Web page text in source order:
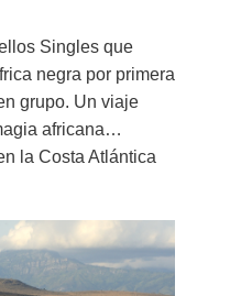
Singles que
negra por primera
grupo. Un viaje
africana…
la Costa Atlántica